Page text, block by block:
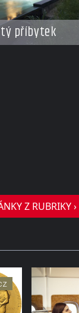
příbytek
Z RUBRIKY ›